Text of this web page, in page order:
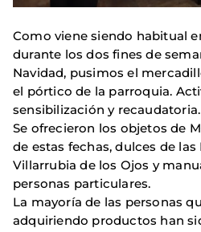
Como viene siendo habitual
durante los dos fines de
Navidad, pusimos el
el pórtico de la parroquia.
sensibilización y recaudatoria.
Se ofrecieron los objetos de
de estas fechas, dulces de
Villarrubia de los Ojos y
personas particulares.
La mayoría de las personas
adquiriendo productos han